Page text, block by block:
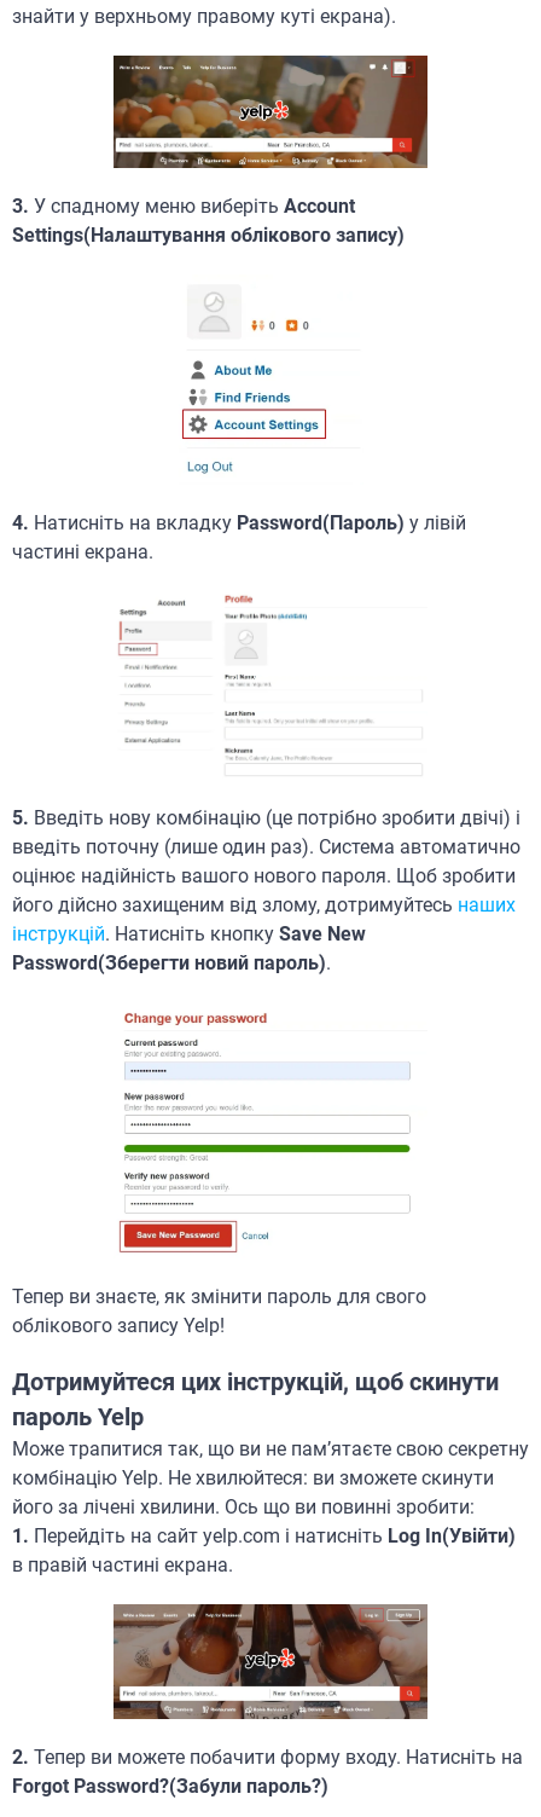
знайти у верхньому правому куті екрана).
3. У спадному меню виберіть Account
Settings(Налаштування облікового запису)
4. Натисніть на вкладку Password(Пароль) у лівій
частині екрана.
5. Введіть нову комбінацію (це потрібно зробити двічі) і
введіть поточну (лише один раз). Система автоматично
оцінює надійність вашого нового пароля. Щоб зробити
його дійсно захищеним від злому, дотримуйтесь наших
інструкцій. Натисніть кнопку Save New
Password(Зберегти новий пароль).
Тепер ви знаєте, як змінити пароль для свого
облікового запису Yelp!
Дотримуйтеся цих інструкцій, щоб скинути
пароль Yelp
Може трапитися так, що ви не пам’ятаєте свою секретну
комбінацію Yelp. Не хвилюйтеся: ви зможете скинути
його за лічені хвилини. Ось що ви повинні зробити:
1. Перейдіть на сайт yelp.com і натисніть Log In(Увійти)
в правій частині екрана.
2. Тепер ви можете побачити форму входу. Натисніть на
Forgot Password?(Забули пароль?)